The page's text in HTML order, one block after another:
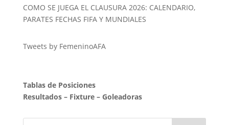
COMO SE JUEGA EL CLAUSURA 2026: CALENDARIO,
PARATES FECHAS FIFA Y MUNDIALES
Tweets by FemeninoAFA
Tablas de Posiciones
Resultados– Fixture– Goleadoras